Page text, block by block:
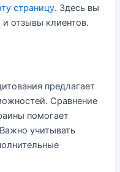
страницу. Здесь вы
отзывы клиентов.
предлагает
Сравнение
помогает
учитывать